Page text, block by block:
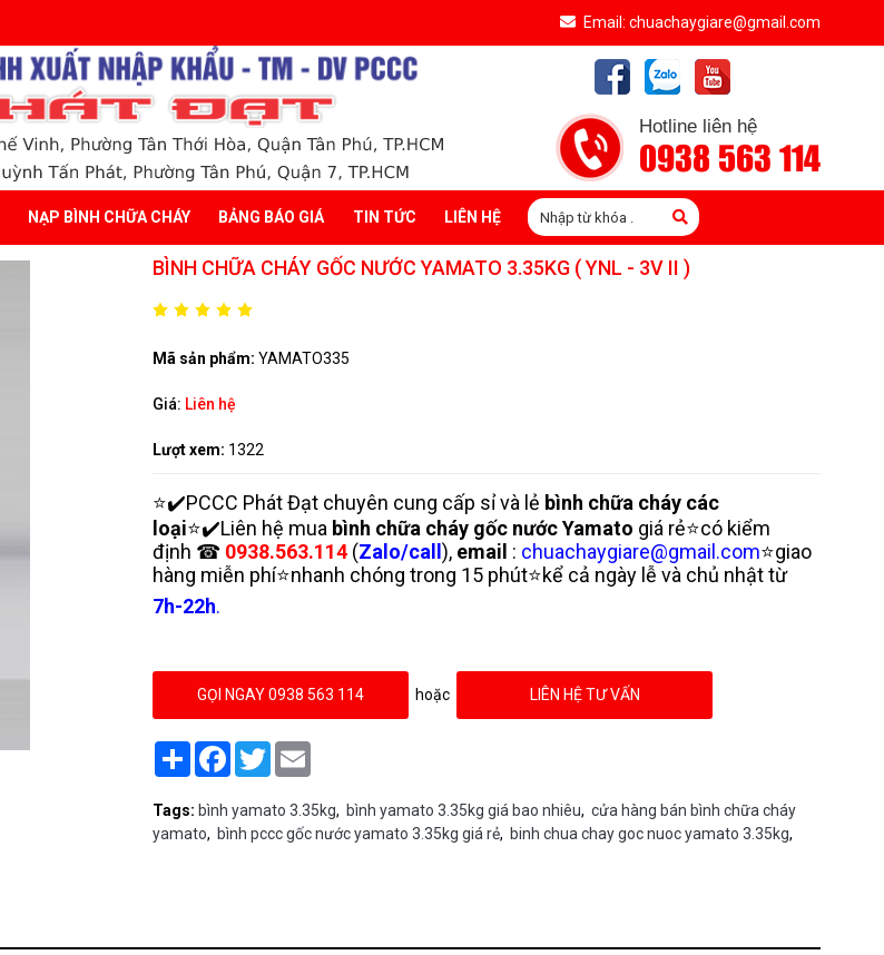
Email: chuachaygiare@gmail.com
Hotline liên hệ
0938 563 114
NẠP BÌNH CHỮA CHÁY BẢNG BÁO GIÁ TIN TỨC LIÊN HỆ
BÌNH CHỮA CHÁY GỐC NƯỚC YAMATO 3.35KG ( YNL - 3V II )
Mã sản phẩm: YAMATO335
Giá: Liên hệ
Lượt xem: 1322
⭐✔️PCCC Phát Đạt chuyên cung cấp sỉ và lẻ bình chữa cháy các
loại⭐✔️Liên hệ mua bình chữa cháy gốc nước Yamato giá rẻ⭐có kiểm
định ☎ 0938.563.114 (Zalo/call ), email : chuachaygiare@gmail.com⭐giao
hàng miễn phí⭐nhanh chóng trong 15 phút⭐kể cả ngày lễ và chủ nhật từ
7h-22h.
GỌI NGAY 0938 563 114 hoặc LIÊN HỆ TƯ VẤN
Share Facebook
Twitter
Tags: bình yamato 3.35kg, bình yamato 3.35kg giá bao nhiêu, cửa hàng bán bình chữa cháy
yamato, bình pccc gốc nước yamato 3.35kg giá rẻ, binh chua chay goc nuoc yamato 3.35kg,